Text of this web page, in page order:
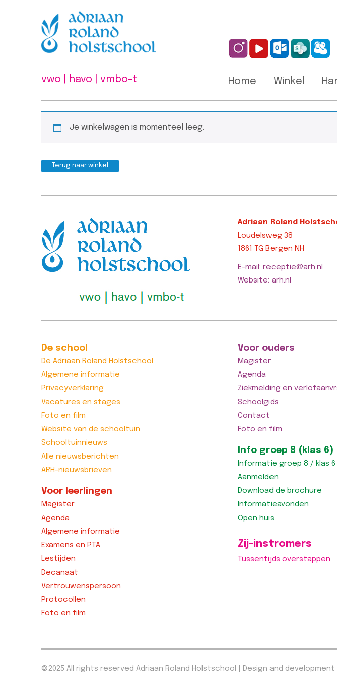
vwo | havo | vmbo-t Home Winkel
Je winkelwagen is momenteel leeg.
Terug naar winkel
Adriaan Roland
Loudelsweg 38
1861 TG Bergen NH
E-mail: receptie@arh.nl
Website: arh.nl
De school
De Adriaan Roland Holstschool
Algemene informatie
Privacyverklaring
Vacatures en stages
Foto en film
Website van de schooltuin
Schooltuinnieuws
Alle nieuwsberichten
ARH-nieuwsbrieven
Voor leerlingen
Magister
Agenda
Algemene informatie
Examens en PTA
Lestijden
Decanaat
Vertrouwenspersoon
Protocollen
Foto en film
Voor ouders
Magister
Agenda
Ziekmelding en
Schoolgids
Contact
Foto en film
Info groep 8 (klas 6)
Informatie groep 8 / klas 6
Aanmelden
Download de brochure
Informatieavonden
Open huis
Zij-instromers
Tussentijds overstappen
©2025 All rights reserved Adriaan Roland Holstschool | Design and development